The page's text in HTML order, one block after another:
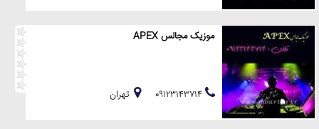
موزیک مجالس APEX
تهران